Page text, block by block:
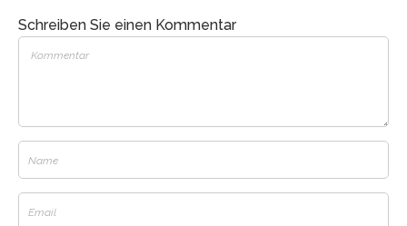
Schreiben Sie einen Kommentar